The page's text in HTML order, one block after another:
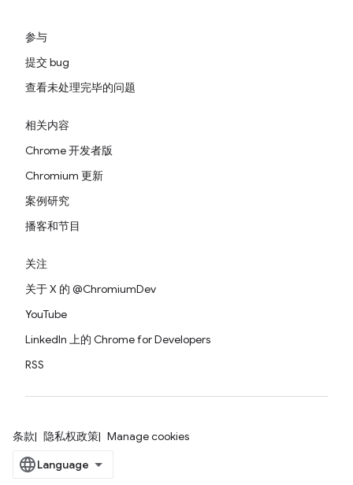
参与
提交 bug
查看未处理完毕的问题
相关内容
Chrome 开发者版
Chromium 更新
案例研究
播客和节目
关注
关于 X 的 @ChromiumDev
YouTube
LinkedIn 上的 Chrome for Developers
RSS
条款 隐私权政策 Manage cookies